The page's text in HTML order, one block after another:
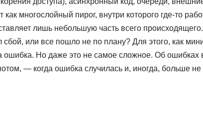
многослойный пирог, внутри которого где-то
лишь небольшую часть всего происходящего.
сбой, или все пошло не по плану? Для этого, как
ошибка. Но даже это не самое сложное. Об
— когда ошибка случилась и, иногда, больше не